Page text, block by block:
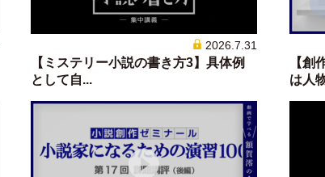
2026.7.31
【ミステリー小説の書き方3】具体例
として自...
【創
は人